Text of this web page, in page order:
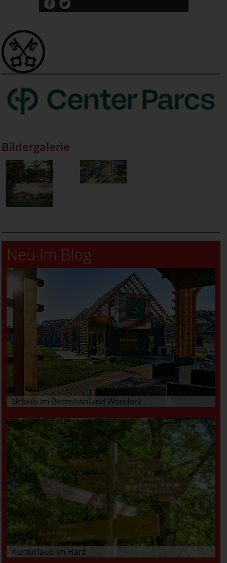
Bildergalerie
Neu im Blog
Urlaub im Bernsteinland Wendorf
Kurzurlaub im Harz